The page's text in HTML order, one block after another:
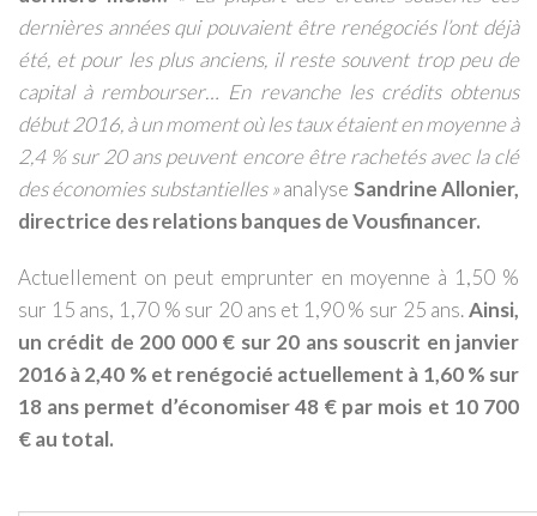
dernières années qui pouvaient être renégociés l’ont déjà
été, et pour les plus anciens, il reste souvent trop peu de
capital à rembourser… En revanche les crédits obtenus
début 2016, à un moment où les taux étaient en moyenne à
2,4 % sur 20 ans peuvent encore être rachetés avec la clé
des économies substantielles »analyse Sandrine Allonier,
directrice des relations banques de Vousfinancer.
Actuellement on peut emprunter en moyenne à 1,50 %
sur 15 ans, 1,70 % sur 20 ans et 1,90 % sur 25 ans.Ainsi,
un crédit de 200 000 € sur 20 ans souscrit en janvier
2016 à 2,40 % et renégocié actuellement à 1,60 % sur
18 ans permet d’économiser 48 € par mois et 10 700
€ au total.